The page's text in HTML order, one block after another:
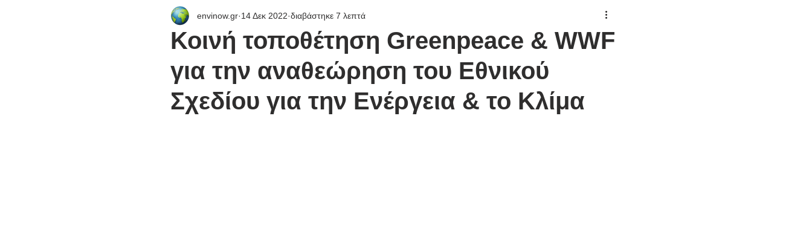
Κοινή τοποθέτηση Greenpeace & WWF
για την αναθεώρηση του Εθνικού
Σχεδίου για την Ενέργεια & το Κλίμα
envinow.gr 14 Δεκ 2022 διαβάστηκε 7 λεπτά